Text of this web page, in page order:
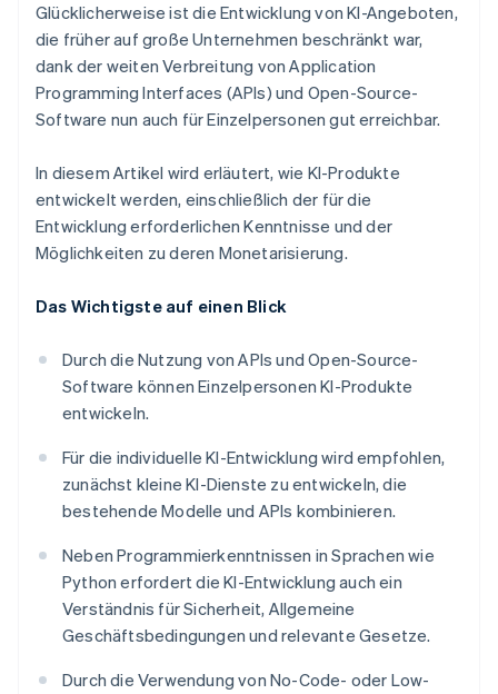
Glücklicherweise ist die Entwicklung von KI-Angeboten,
die früher auf große Unternehmen beschränkt war,
dank der weiten Verbreitung von Application
Programming Interfaces (APIs) und Open-Source-
Software nun auch für Einzelpersonen gut erreichbar.
In diesem Artikel wird erläutert, wie KI-Produkte
entwickelt werden, einschließlich der für die
Entwicklung erforderlichen Kenntnisse und der
Möglichkeiten zu deren Monetarisierung.
Das Wichtigste auf einen Blick
Durch die Nutzung von APIs und Open-Source-
Software können Einzelpersonen KI-Produkte
entwickeln.
Für die individuelle KI-Entwicklung wird empfohlen,
zunächst kleine KI-Dienste zu entwickeln, die
bestehende Modelle und APIs kombinieren.
Neben Programmierkenntnissen in Sprachen wie
Python erfordert die KI-Entwicklung auch ein
Verständnis für Sicherheit, Allgemeine
Geschäftsbedingungen und relevante Gesetze.
Durch die Verwendung von No-Code- oder Low-